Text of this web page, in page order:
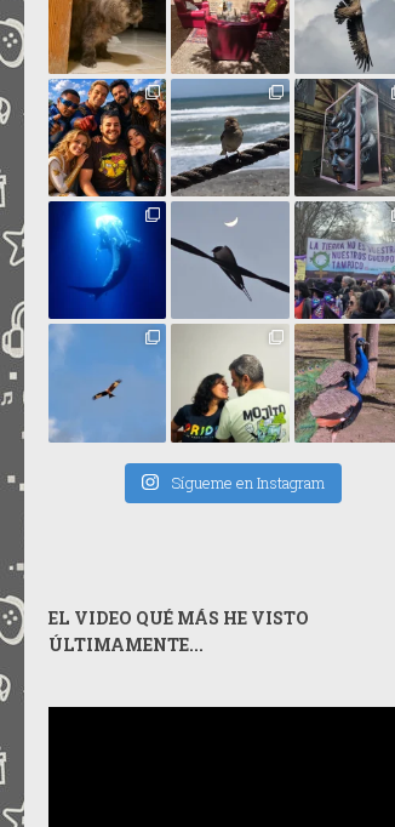
Sígueme en Instagram
EL VIDEO QUÉ MÁS HE VISTO
ÚLTIMAMENTE...